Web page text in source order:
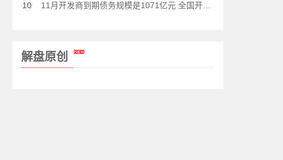
10 11月开发商到期债务规模是1071亿元 全国开发商最大的考验来了！
解盘原创